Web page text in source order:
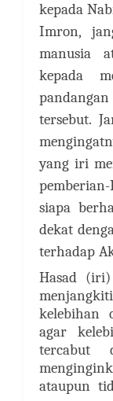
kepada
Imron,
manusia
kepada
tersebut.
yang iri
siapa
dekat
terhadap
Hasad
kelebihan
agar
ataupun